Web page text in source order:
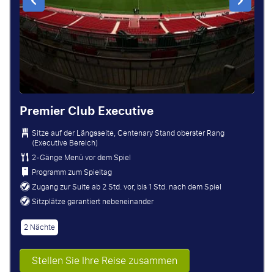
Premier Club Executive
Sitze auf der Längsseite, Centenary Stand oberster Rang
(Executive Bereich)
2-Gänge Menü vor dem Spiel
Programm zum Spieltag
Zugang zur Suite ab 2 Std. vor, bis 1 Std. nach dem Spiel
Sitzplätze garantiert nebeneinander
2 Nächte
Stellen Sie Ihre Reise zusammen